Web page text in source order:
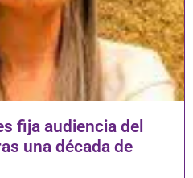
fija audiencia del
una década de